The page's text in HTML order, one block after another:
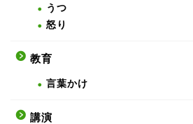
うつ
怒り
教育
言葉かけ
講演